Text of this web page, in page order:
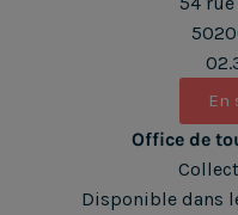
En
Office de
Disponible dans